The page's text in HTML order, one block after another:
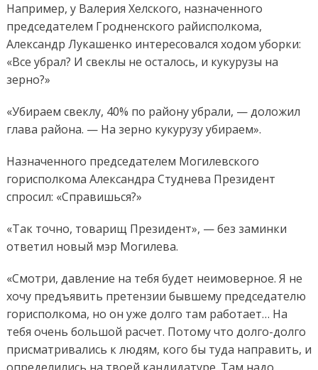
Например, у Валерия Хелского, назначенного
председателем Гродненского райисполкома,
Александр Лукашенко интересовался ходом уборки:
«Все убрал? И свеклы не осталось, и кукурузы на
зерно?»
«Убираем свеклу, 40% по району убрали, — доложил
глава района. — На зерно кукурузу убираем».
Назначенного председателем Могилевского
горисполкома Александра Студнева Президент
спросил: «Справишься?»
«Так точно, товарищ Президент», — без заминки
ответил новый мэр Могилева.
«Смотри, давление на тебя будет неимоверное. Я не
хочу предъявить претензии бывшему председателю
горисполкома, но он уже долго там работает… На
тебя очень большой расчет. Потому что долго-долго
присматривались к людям, кого бы туда направить, и